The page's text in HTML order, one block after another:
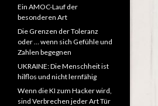
Ein AMOC-Lauf der
besonderen Art
Die Grenzen der Toleranz
oder … wenn sich Gefühle und
Zahlen begegnen
UKRAINE: Die Menschheit ist
hilflos und nicht lernfähig
Wenn die KI zum Hacker wird,
sind Verbrechen jeder Art Tür